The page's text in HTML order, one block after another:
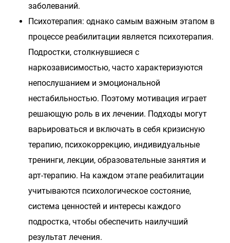
заболеваний.
Психотерапия: однако самым важным этапом в
процессе реабилитации является психотерапия.
Подростки, столкнувшиеся с
наркозависимостью, часто характеризуются
непослушанием и эмоциональной
нестабильностью. Поэтому мотивация играет
решающую роль в их лечении. Подходы могут
варьироваться и включать в себя кризисную
терапию, психокоррекцию, индивидуальные
тренинги, лекции, образовательные занятия и
арт-терапию. На каждом этапе реабилитации
учитываются психологическое состояние,
система ценностей и интересы каждого
подростка, чтобы обеспечить наилучший
результат лечения.